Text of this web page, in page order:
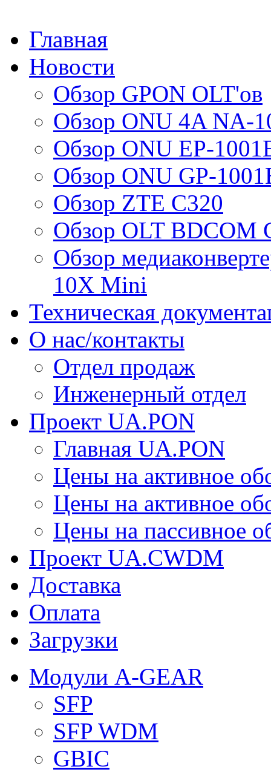
Главная
Новости
Обзор GPON OLT'ов
Обзор ONU 4A NA-
Обзор ONU EP-
Обзор ONU GP-
Обзор ZTE C320
Обзор OLT BDCOM
Обзор
10X Mini
Техническая
О нас/контакты
Отдел продаж
Инженерный отдел
Проект UA.PON
Главная UA.PON
Цены на активное
Цены на активное
Цены на пассивное
Проект UA.CWDM
Доставка
Оплата
Загрузки
Модули A-GEAR
SFP
SFP WDM
GBIC